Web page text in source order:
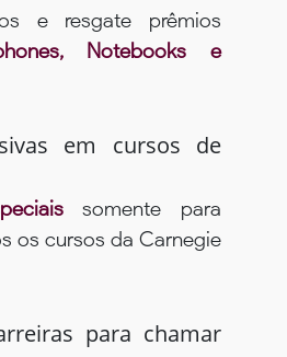
e resgate prêmios
Notebooks e
em cursos de
somente para
os cursos da Carnegie
para chamar